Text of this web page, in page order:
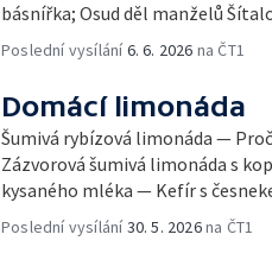
básnířka; Osud děl manželů
Poslední vysílání6. 6. 2026 na ČT1
Domácí limonáda
Šumivá rybízová limonáda —
Zázvorová šumivá limonáda s
kysaného mléka — Kefír s
Poslední vysílání30. 5. 2026na ČT1